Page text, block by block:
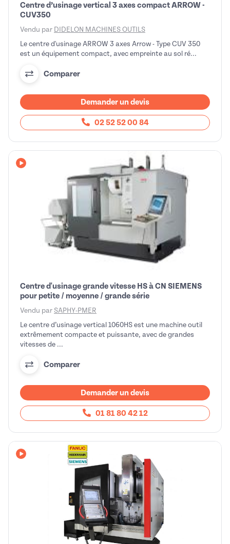
Centre d’usinage vertical 3 axes compact ARROW -
CUV350
Vendu par DIDELON MACHINES OUTILS
Le centre d'usinage ARROW 3 axes Arrow - Type CUV 350
est un équipement compact, avec empreinte au sol ré...
Comparer
Demander un devis
02 52 52 00 84
Avec vidéo
Centre d'usinage grande vitesse HS à CN SIEMENS
pour petite / moyenne / grande série
Vendu par SAPHY-PMER
Le centre d’usinage vertical 1060HS est une machine outil
extrêmement compacte et puissante, avec de grandes
vitesses de ...
Comparer
Demander un devis
01 81 80 42 12
Avec vidéo